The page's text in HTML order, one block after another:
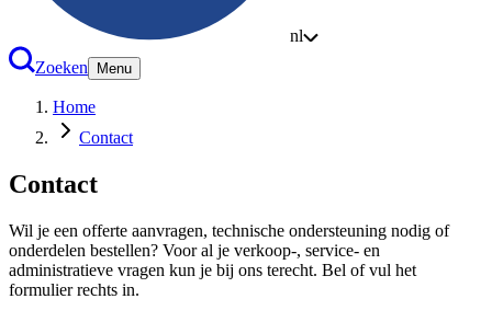
nl
Zoeken
Menu
Home
Contact
Contact
Wil je een offerte aanvragen, technische ondersteuning nodig of
onderdelen bestellen? Voor al je verkoop-, service- en
administratieve vragen kun je bij ons terecht. Bel of vul het
formulier rechts in.